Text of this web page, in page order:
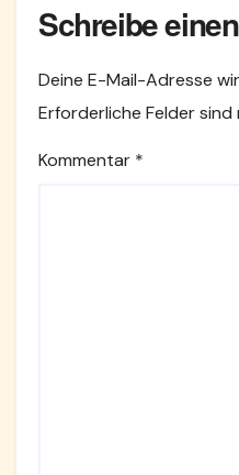
Schreibe
Deine E-Mail-Adresse
Erforderliche Felder sind
Kommentar *